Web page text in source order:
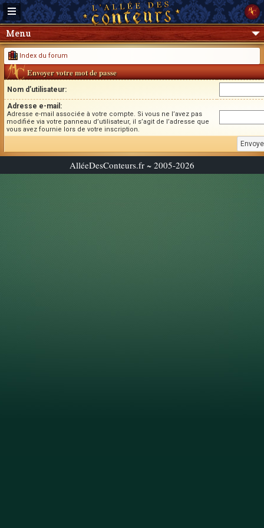
Menu
Index du forum
Envoyer votre mot de passe
Nom d’utilisateur:
Adresse e-mail:
Adresse e-mail associée à votre compte. Si vous ne l’avez pas
modifiée via votre panneau d’utilisateur, il s’agit de l’adresse que
vous avez fournie lors de votre inscription.
AlléeDesConteurs.fr ~ 2005-2026